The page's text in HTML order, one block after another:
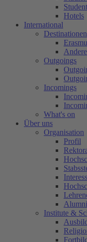
Hotels
International
Destinationen
Outgoings
Incomings
What's on
Über uns
Organisation
Profil
Institute &